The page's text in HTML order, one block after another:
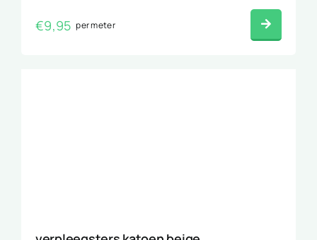
€9,95 per meter